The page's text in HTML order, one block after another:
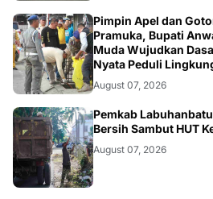
BERITA
Pimpin Apel dan
Pramuka, Bupati
Muda Wujudkan
Nyata Peduli
August 07, 2026
BERITA
Pemkab
Bersih Sambut HUT
August 07, 2026